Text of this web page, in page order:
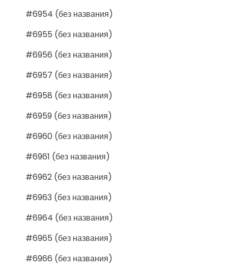
#6954 (без названия)
#6955 (без названия)
#6956 (без названия)
#6957 (без названия)
#6958 (без названия)
#6959 (без названия)
#6960 (без названия)
#6961 (без названия)
#6962 (без названия)
#6963 (без названия)
#6964 (без названия)
#6965 (без названия)
#6966 (без названия)